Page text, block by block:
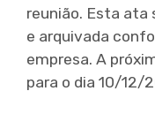
reunião. Esta ata
e arquivada
empresa. A
para o dia 10/12/